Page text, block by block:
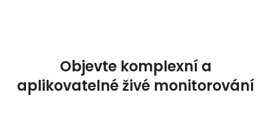
Objevte komplexní a
aplikovatelné živé monitorování